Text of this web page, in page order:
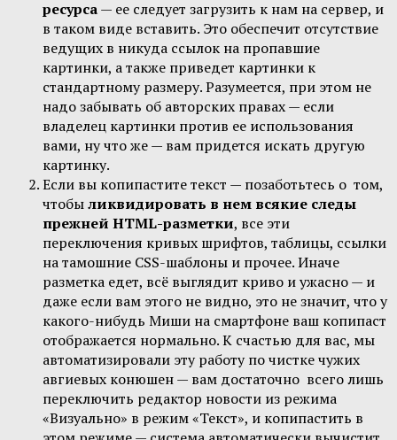
ресурса— ее следует загрузить к нам на сервер, и
в таком виде вставить. Это обеспечит отсутствие
ведущих в никуда ссылок на пропавшие
картинки, а также приведет картинки к
стандартному размеру. Разумеется, при этом не
надо забывать об авторских правах — если
владелец картинки против ее использования
вами, ну что же — вам придется искать другую
картинку.
Если вы копипастите текст — позаботьтесь о том,
чтобыликвидировать в нем всякие следы
прежней HTML-разметки, все эти
переключения кривых шрифтов, таблицы, ссылки
на тамошние CSS-шаблоны и прочее. Иначе
разметка едет, всё выглядит криво и ужасно — и
даже если вам этого не видно, это не значит, что у
какого-нибудь Миши на смартфоне ваш копипаст
отображается нормально. К счастью для вас, мы
автоматизировали эту работу по чистке чужих
авгиевых конюшен — вам достаточно всего лишь
переключить редактор новости из режима
«Визуально» в режим «Текст», и копипастить в